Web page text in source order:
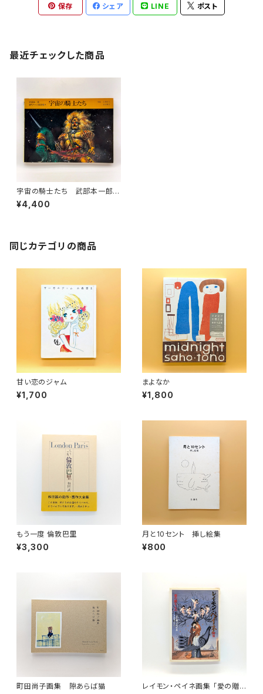
保存 シェア LINE ポスト
最近チェックした商品
宇宙の騎士たち 武部本一郎S
Fアート傑作集３
¥4,400
同じカテゴリの商品
甘い恋のジャム
¥1,700
まよなか
¥1,800
もう一度 倫敦巴里
¥3,300
月と10セント 挿し絵集
¥800
町田尚子画集 隙あらば猫
レイモン・ペイネ画集 「愛の贈り